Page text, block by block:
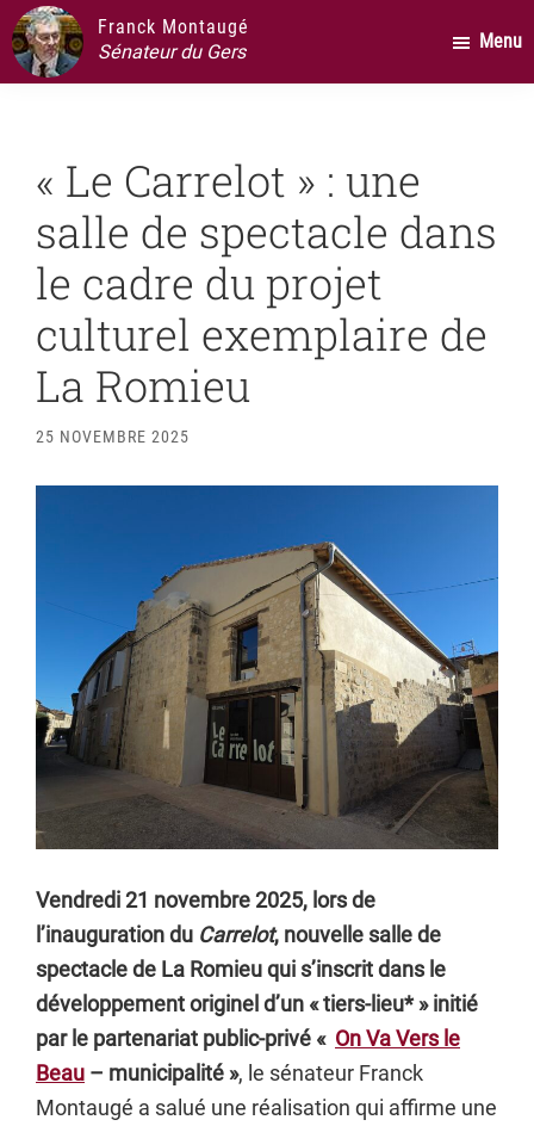
Passer
au
contenu
Passer
la
principale
Passer
au
pied
Franck Montaugé
Sénateur du Gers
Menu
« Le Carrelot » : une
salle de spectacle dans
le cadre du projet
culturel exemplaire de
La Romieu
25 NOVEMBRE 2025
Vendredi 21 novembre 2025, lors de
l’inauguration du Carrelot, nouvelle salle de
spectacle de La Romieu qui s’inscrit dans le
développement originel d’un « tiers-lieu* » initié
par le partenariat public-privé « On Va Vers le
Beau – municipalité », le sénateur Franck
Montaugé a salué une réalisation qui affirme une